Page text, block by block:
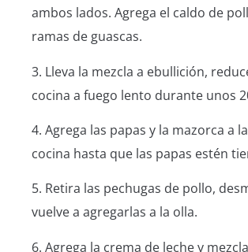
ambos lados. Agrega el caldo de
ramas de guascas.
3. Lleva la mezcla a ebullición,
cocina a fuego lento durante unos
4. Agrega las papas y la mazorca a
cocina hasta que las papas estén
5. Retira las pechugas de pollo,
vuelve a agregarlas a la olla.
6. Agrega la crema de leche y